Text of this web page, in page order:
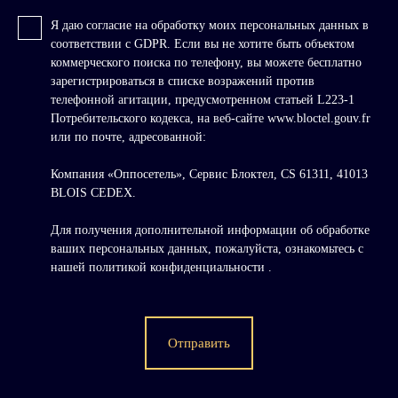
Я даю согласие на обработку моих персональных данных в
соответствии с GDPR. Если вы не хотите быть объектом
коммерческого поиска по телефону, вы можете бесплатно
зарегистрироваться в списке возражений против
телефонной агитации, предусмотренном статьей L223-1
Потребительского кодекса, на веб-сайте www.bloctel.gouv.fr
или по почте, адресованной:
Компания «Оппосетель», Сервис Блоктел, CS 61311, 41013
BLOIS CEDEX.
Для получения дополнительной информации об обработке
ваших персональных данных, пожалуйста, ознакомьтесь с
нашей политикой конфиденциальности
Отправить